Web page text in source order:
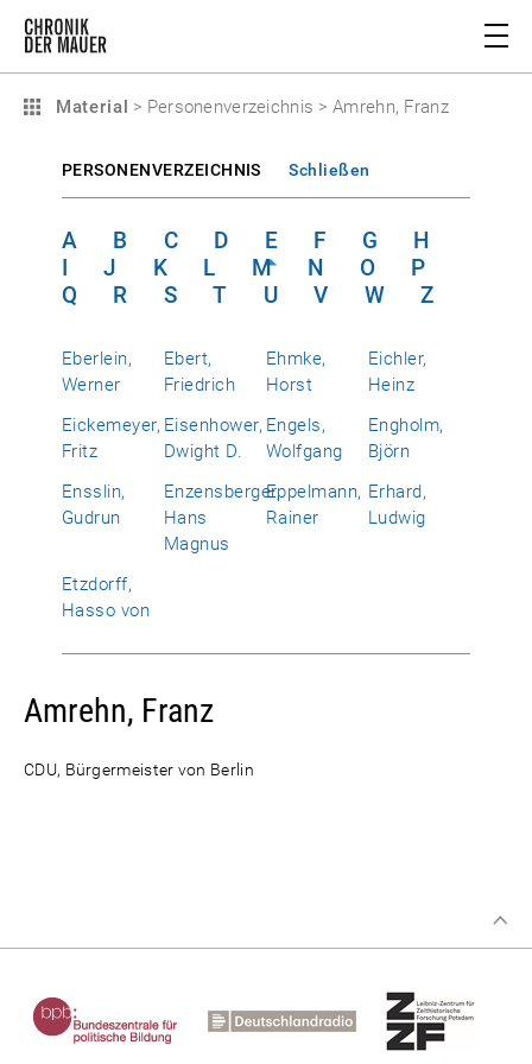
Material > Personenverzeichnis > Amrehn, Franz
PERSONENVERZEICHNIS Schließen
A B C D E F G
H
I
J K L M N O
P
Q
R S T U V W Z
Eberlein,
Werner
Ebert,
Friedrich
Ehmke,
Horst
Eichler,
Heinz
Eickemeyer,
Fritz
Eisenhower,
Dwight D.
Engels,
Wolfgang
Engholm,
Björn
Ensslin,
Gudrun
Enzensberger,
Hans
Magnus
Eppelmann,
Rainer
Erhard,
Ludwig
Etzdorff,
Hasso von
Amrehn, Franz
CDU, Bürgermeister von Berlin